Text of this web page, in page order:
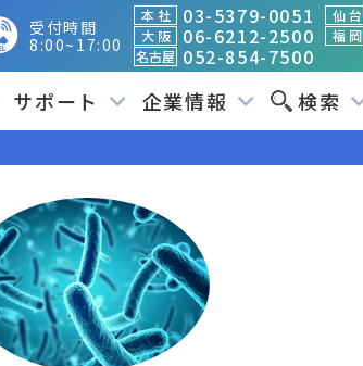
受付時間
8:00~17:00
本 社 03-5379-0051 仙 台
大 阪 06-6212-2500 福 岡
名古屋 052-854-7500
サポート 企業情報 検索